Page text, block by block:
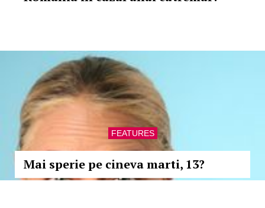
FEATURES
Mai sperie pe cineva marti, 13?